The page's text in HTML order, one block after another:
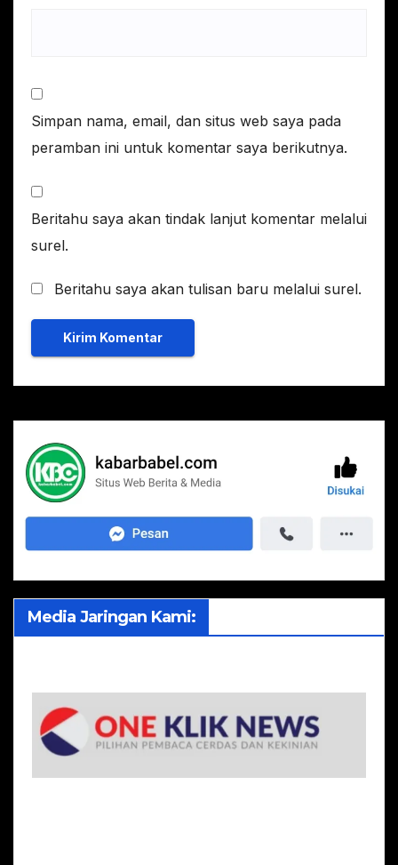
Simpan nama, email, dan situs web saya pada
peramban ini untuk komentar saya berikutnya.
Beritahu saya akan tindak lanjut komentar melalui
surel.
Beritahu saya akan tulisan baru melalui surel.
Media Jaringan Kami: